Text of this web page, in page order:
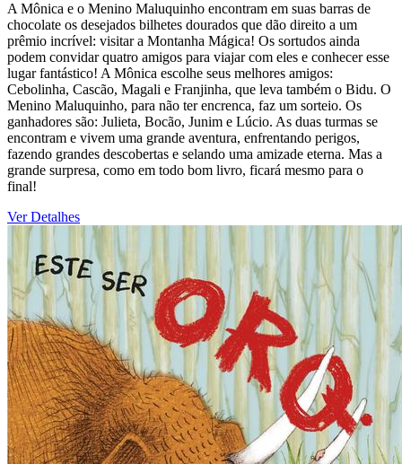
A Mônica e o Menino Maluquinho encontram em suas barras de
chocolate os desejados bilhetes dourados que dão direito a um
prêmio incrível: visitar a Montanha Mágica! Os sortudos ainda
podem convidar quatro amigos para viajar com eles e conhecer esse
lugar fantástico! A Mônica escolhe seus melhores amigos:
Cebolinha, Cascão, Magali e Franjinha, que leva também o Bidu. O
Menino Maluquinho, para não ter encrenca, faz um sorteio. Os
ganhadores são: Julieta, Bocão, Junim e Lúcio. As duas turmas se
encontram e vivem uma grande aventura, enfrentando perigos,
fazendo grandes descobertas e selando uma amizade eterna. Mas a
grande surpresa, como em todo bom livro, ficará mesmo para o
final!
Ver Detalhes